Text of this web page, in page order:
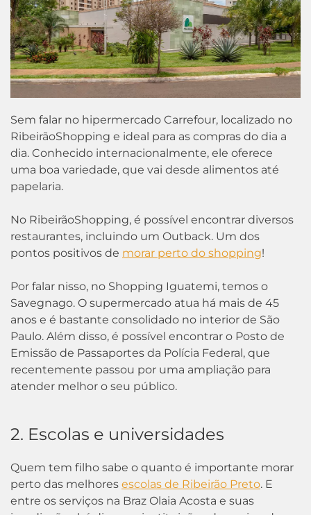
Sem falar no hipermercado Carrefour, localizado no
RibeirãoShopping e ideal para as compras do dia a
dia. Conhecido internacionalmente, ele oferece
uma boa variedade, que vai desde alimentos até
papelaria.
No RibeirãoShopping, é possível encontrar diversos
restaurantes, incluindo um Outback. Um dos
pontos positivos de morar perto do shopping!
Por falar nisso, no Shopping Iguatemi, temos o
Savegnago. O supermercado atua há mais de 45
anos e é bastante consolidado no interior de São
Paulo. Além disso, é possível encontrar o Posto de
Emissão de Passaportes da Polícia Federal, que
recentemente passou por uma ampliação para
atender melhor o seu público.
2. Escolas e universidades
Quem tem filho sabe o quanto é importante morar
perto das melhores escolas de Ribeirão Preto. E
entre os serviços na Braz Olaia Acosta e suas